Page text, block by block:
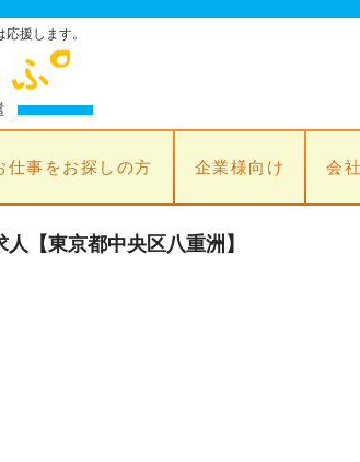
援します。
仕事をお探しの方 企業様向け 会
【東京都中央区八重洲】